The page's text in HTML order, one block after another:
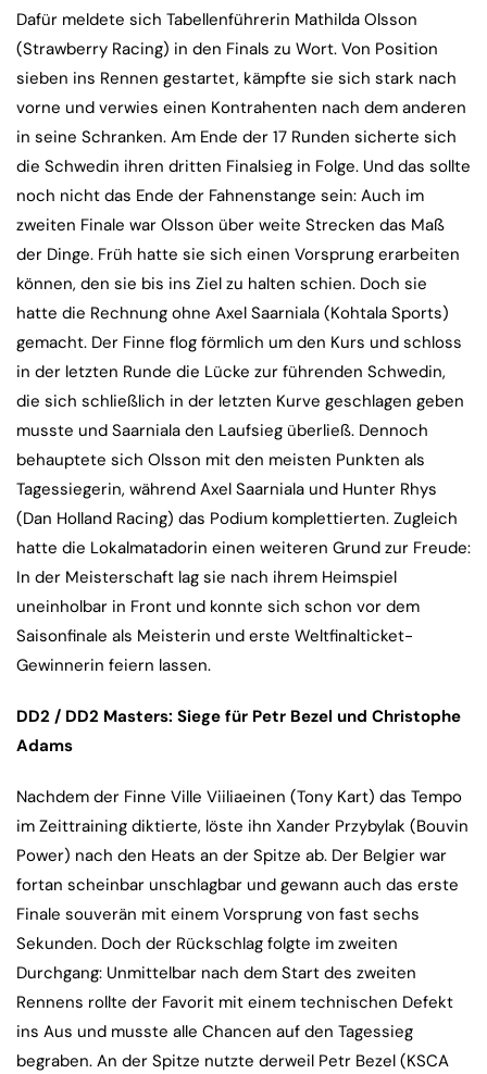
Dafür meldete sich Tabellenführerin Mathilda Olsson
(Strawberry Racing) in den Finals zu Wort. Von Position
sieben ins Rennen gestartet, kämpfte sie sich stark nach
vorne und verwies einen Kontrahenten nach dem anderen
in seine Schranken. Am Ende der 17 Runden sicherte sich
die Schwedin ihren dritten Finalsieg in Folge. Und das sollte
noch nicht das Ende der Fahnenstange sein: Auch im
zweiten Finale war Olsson über weite Strecken das Maß
der Dinge. Früh hatte sie sich einen Vorsprung erarbeiten
können, den sie bis ins Ziel zu halten schien. Doch sie
hatte die Rechnung ohne Axel Saarniala (Kohtala Sports)
gemacht. Der Finne flog förmlich um den Kurs und schloss
in der letzten Runde die Lücke zur führenden Schwedin,
die sich schließlich in der letzten Kurve geschlagen geben
musste und Saarniala den Laufsieg überließ. Dennoch
behauptete sich Olsson mit den meisten Punkten als
Tagessiegerin, während Axel Saarniala und Hunter Rhys
(Dan Holland Racing) das Podium komplettierten. Zugleich
hatte die Lokalmatadorin einen weiteren Grund zur Freude:
In der Meisterschaft lag sie nach ihrem Heimspiel
uneinholbar in Front und konnte sich schon vor dem
Saisonfinale als Meisterin und erste Weltfinalticket-
Gewinnerin feiern lassen.
DD2 / DD2 Masters: Siege für Petr Bezel und Christophe
Adams
Nachdem der Finne Ville Viiliaeinen (Tony Kart) das Tempo
im Zeittraining diktierte, löste ihn Xander Przybylak (Bouvin
Power) nach den Heats an der Spitze ab. Der Belgier war
fortan scheinbar unschlagbar und gewann auch das erste
Finale souverän mit einem Vorsprung von fast sechs
Sekunden. Doch der Rückschlag folgte im zweiten
Durchgang: Unmittelbar nach dem Start des zweiten
Rennens rollte der Favorit mit einem technischen Defekt
ins Aus und musste alle Chancen auf den Tagessieg
begraben. An der Spitze nutzte derweil Petr Bezel (KSCA